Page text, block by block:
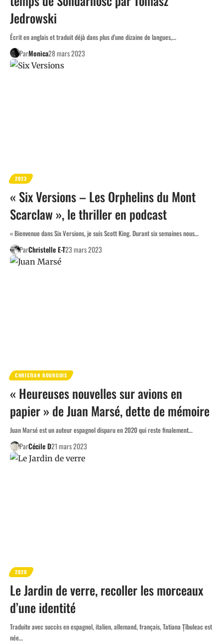
Jedrowski
Écrit en anglais et traduit déjà dans plus d’une dizaine de langues,…
ParMonica28 mars 2023
2023
« Six Versions – Les Orphelins du Mont
Scarclaw », le thriller en podcast
« Bienvenue dans Six Versions, je suis Scott King. Durant six semaines nous…
ParChristelle E-T23 mars 2023
CHRISTIAN BOURGOIS
« Heureuses nouvelles sur avions en
papier » de Juan Marsé, dette de mémoire
Juan Marsé est un auteur espagnol disparu en 2020 qui reste finalement…
ParCécile D21 mars 2023
2020
Le Jardin de verre, recoller les morceaux
d’une identité
Traduite avec succès en espagnol, italien, allemand, français, Tatiana Țîbuleac est
née…